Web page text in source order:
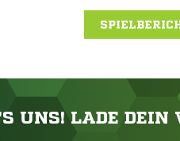
UNS! LADE DEIN